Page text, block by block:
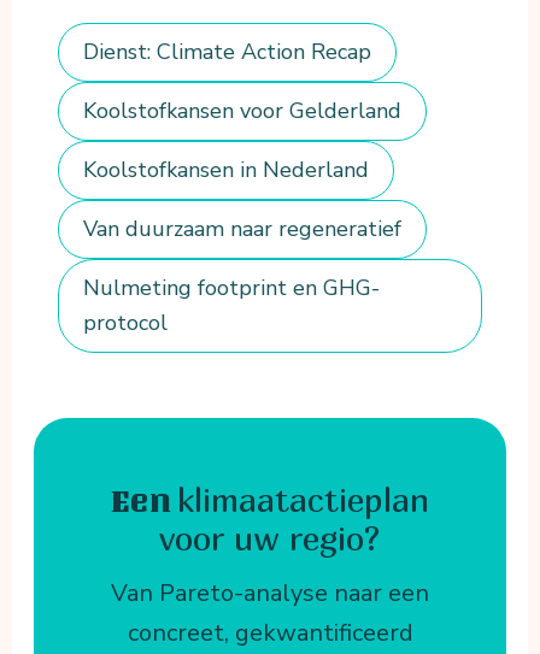
Dienst: Climate Action Recap
Koolstofkansen voor Gelderland
Koolstofkansen in Nederland
Van duurzaam naar regeneratief
Nulmeting footprint en GHG-
protocol
Een klimaatactieplan
voor uw regio?
Van Pareto-analyse naar een
concreet, gekwantificeerd